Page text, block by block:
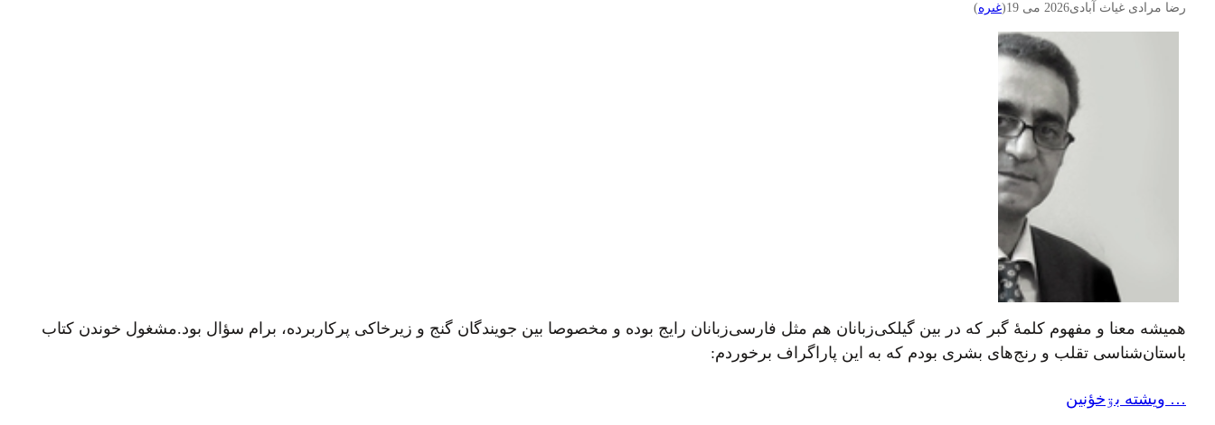
رضا مرادی غیاث آبادی2026 می 19 (غىره)
همیشه معنا و مفهوم کلمهٔ گبر که در بین گیلکی‌زبانان هم مثل فارسی‌زبانان رایج بوده و مخصوصا بین جویندگان گنج و زیرخاکی پرکاربرده، برام سؤال بود.مشغول خوندن کتاب
باستان‌شناسی تقلب و رنج‌های بشری بودم که به این پاراگراف برخوردم:
… ويشته بۊخؤنين